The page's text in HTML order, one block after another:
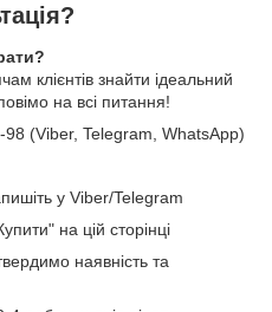
клієнтів знайти ідеальний
на всі питання!
(Viber, Telegram, WhatsApp)
у Viber/Telegram
на цій сторінці
наявність та